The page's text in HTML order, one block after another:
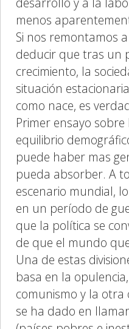
menos
Si nos remontamos
deducir que tras un
crecimiento, la
situación
como nace, es
Primer ensayo
equilibrio
puede haber mas
pueda absorber. A
escenario mundial,
en un período de
que la política se
de que el mundo
Una de estas
basa en la
comunismo y la
se ha dado en